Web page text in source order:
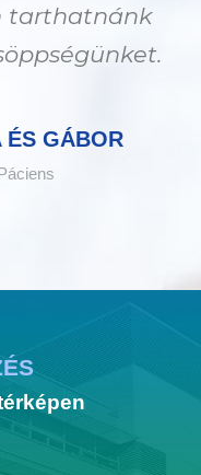
tarthatnánk
ÉS GÁBOR